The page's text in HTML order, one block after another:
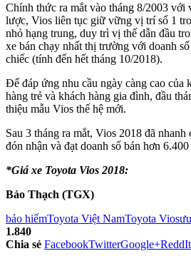
Chính thức ra mắt vào tháng 8/2003 với
lược, Vios liên tục giữ vững vị trí số 1
nhỏ hạng trung, duy trì vị thế dẫn đầu
xe bán chạy nhất thị trường với doanh
chiếc (tính đến hết tháng 10/2018).
Để đáp ứng nhu cầu ngày càng cao của
hàng trẻ và khách hàng gia đình, đầu
thiệu mẫu Vios thế hệ mới.
Sau 3 tháng ra mắt, Vios 2018 đã
đón nhận và đạt doanh số bán hơn 6.400
*Giá xe Toyota Vios 2018:
Bảo Thạch (TGX)
bảo hiểmToyota Việt NamToyota Vios
1.840
Chia sẻ FacebookTwitterGoogle+ReddIt